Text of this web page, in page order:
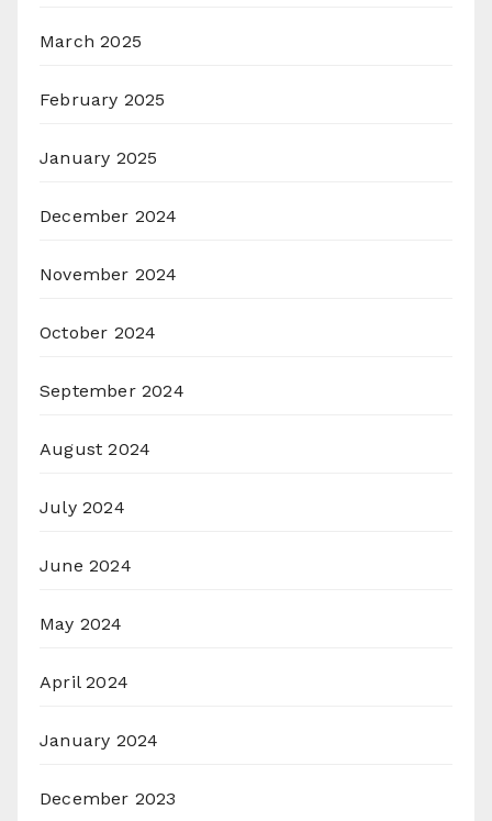
March 2025
February 2025
January 2025
December 2024
November 2024
October 2024
September 2024
August 2024
July 2024
June 2024
May 2024
April 2024
January 2024
December 2023